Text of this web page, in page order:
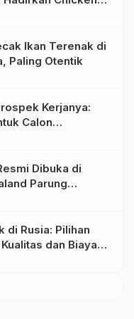
Hot Plate
Ikan Terenak di
Paling Otentik
Kerjanya:
Calon
Dibuka di
Parung
Rempah
di Rusia: Pilihan
dan Biaya